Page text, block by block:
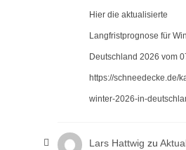
Hier die aktualisierte
Langfristprognose für
Deutschland 2026 vom
https://schneedecke.de/
winter-2026-in-
Lars Hattwig zu